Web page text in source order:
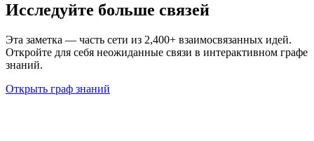
Исследуйте больше связей
Эта заметка — часть сети из 2,400+ взаимосвязанных идей.
Откройте для себя неожиданные связи в интерактивном графе
знаний.
Открыть граф знаний